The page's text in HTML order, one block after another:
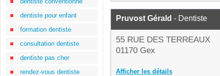
dentiste pour enfant
formation dentiste
consultation dentiste
dentiste pas cher
rendez-vous dentiste
Pruvost Gérald - Dentiste
55 RUE DES TERREAUX
01170 Gex
Afficher les détails